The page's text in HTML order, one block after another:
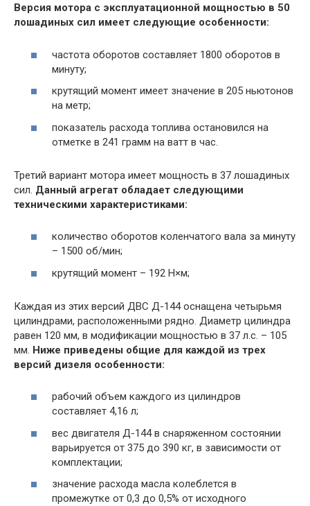
Версия мотора с эксплуатационной мощностью в 50
лошадиных сил имеет следующие особенности:
частота оборотов составляет 1800 оборотов в
минуту;
крутящий момент имеет значение в 205 ньютонов
на метр;
показатель расхода топлива остановился на
отметке в 241 грамм на ватт в час.
Третий вариант мотора имеет мощность в 37 лошадиных
сил. Данный агрегат обладает следующими
техническими характеристиками:
количество оборотов коленчатого вала за минуту
– 1500 об/мин;
крутящий момент – 192 Н×м;
Каждая из этих версий ДВС Д-144 оснащена четырьмя
цилиндрами, расположенными рядно. Диаметр цилиндра
равен 120 мм, в модификации мощностью в 37 л.с. – 105
мм. Ниже приведены общие для каждой из трех
версий дизеля особенности:
рабочий объем каждого из цилиндров
составляет 4,16 л;
вес двигателя Д-144 в снаряженном состоянии
варьируется от 375 до 390 кг, в зависимости от
комплектации;
значение расхода масла колеблется в
промежутке от 0,3 до 0,5% от исходного